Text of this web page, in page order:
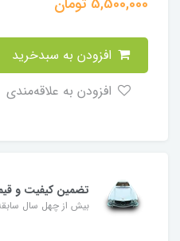
تضمین کیفیت و
بیش از چهل سال